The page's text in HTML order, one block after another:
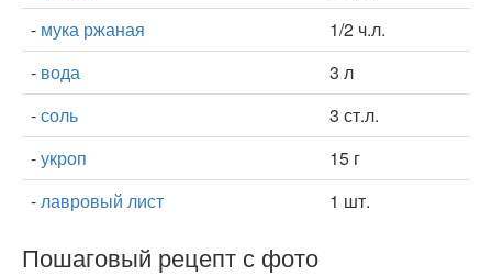
- мука ржаная
1/2 ч.л.
- вода
3 л
-соль
3 ст.л.
-укроп
15 г
-лавровый лист 1 шт.
Пошаговый рецепт с фото